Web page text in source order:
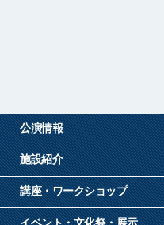
公演情報
施設紹介
講座・ワークショップ
イベント・文化祭・展示